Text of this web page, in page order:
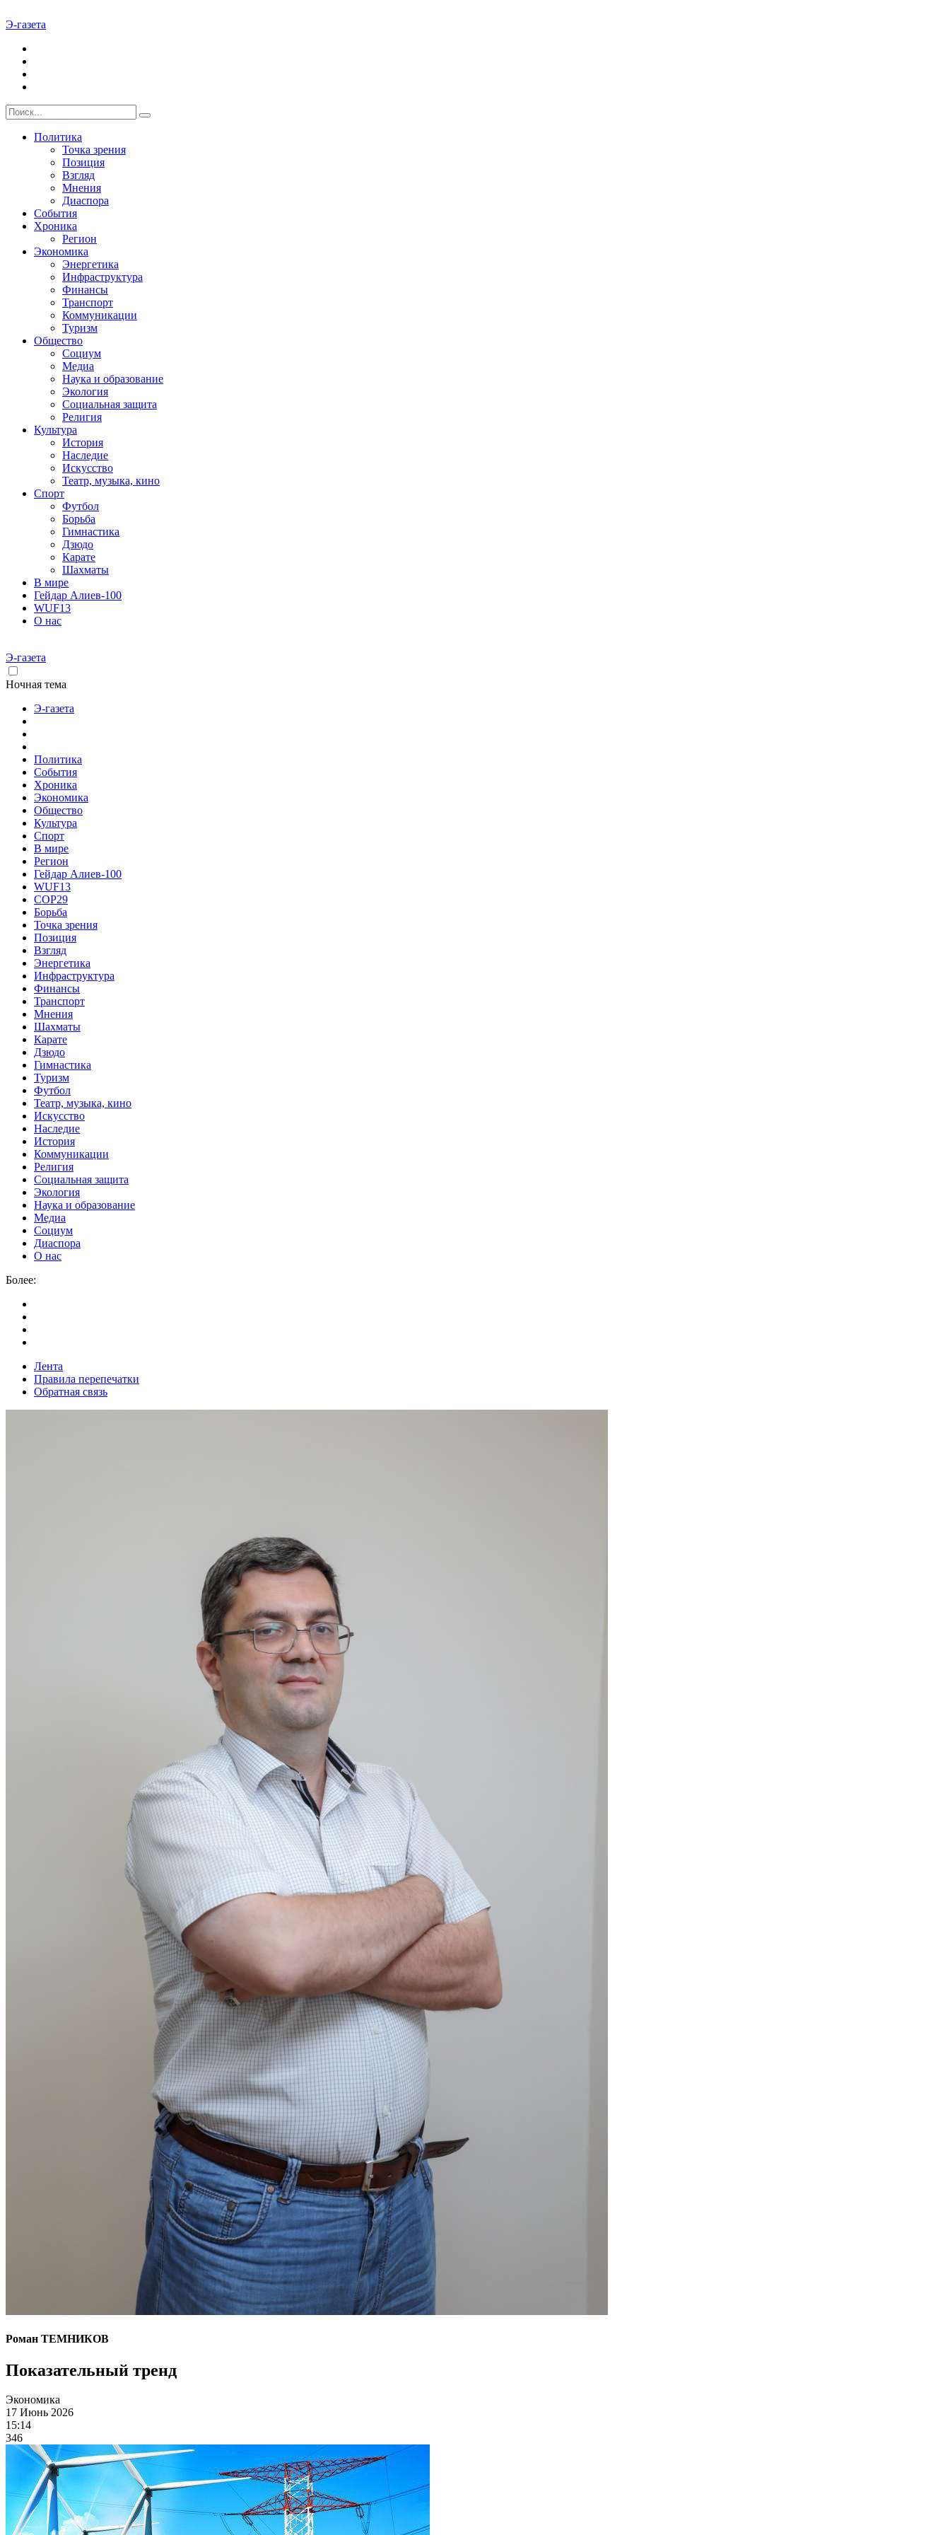
Э-газета
Политика
Точка зрения
Позиция
Взгляд
Мнения
Диаспора
События
Хроника
Регион
Экономика
Энергетика
Инфраструктура
Финансы
Транспорт
Коммуникации
Туризм
Общество
Социум
Медиа
Наука и образование
Экология
Социальная защита
Религия
Культура
История
Наследие
Искусство
Театр, музыка, кино
Спорт
Футбол
Борьба
Гимнастика
Дзюдо
Карате
Шахматы
В мире
Гейдар Алиев-100
WUF13
О нас
Э-газета
Ночная тема
Э-газета
Политика
События
Хроника
Экономика
Общество
Культура
Спорт
В мире
Регион
Гейдар Алиев-100
WUF13
COP29
Борьба
Точка зрения
Позиция
Взгляд
Энергетика
Инфраструктура
Финансы
Транспорт
Мнения
Шахматы
Карате
Дзюдо
Гимнастика
Туризм
Футбол
Театр, музыка, кино
Искусство
Наследие
История
Коммуникации
Религия
Социальная защита
Экология
Наука и образование
Медиа
Социум
Диаспора
О нас
Более:
Лента
Правила перепечатки
Обратная связь
Роман ТЕМНИКОВ
Показательный тренд
Экономика
17 Июнь 2026
15:14
346